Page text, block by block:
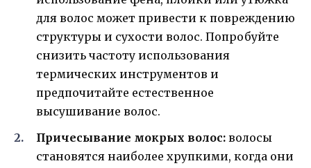
для волос может привести к повреждению
структуры и сухости волос. Попробуйте
снизить частоту использования
термических инструментов и
предпочитайте естественное
высушивание волос.
Причесывание мокрых волос: волосы
становятся наиболее хрупкими, когда они